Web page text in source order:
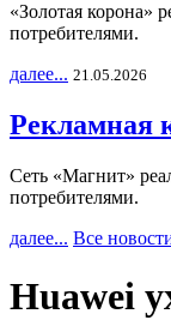
«Золотая корона»
потребителями.
далее... 21.05.2026
Рекламная
Сеть «Магнит»
потребителями.
далее... Все
Huawei